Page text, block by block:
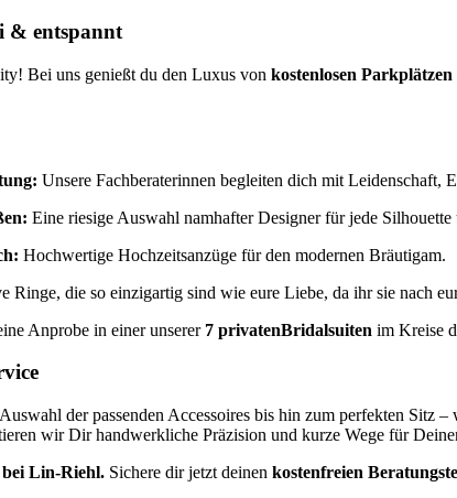
& entspannt
Bei uns genießt du den Luxus von kostenlosen
Unsere Fachberaterinnen begleiten dich mit Leidenschaft,
Eine riesige Auswahl namhafter Designer für jede
Hochwertige Hochzeitsanzüge für den modernen Bräutigam.
Ringe, die so einzigartig sind wie eure Liebe, da ihr sie nach
Anprobe in einer unserer 7 privatenBridalsuiten im Kreise
der passenden Accessoires bis hin zum perfekten Sitz
wir Dir handwerkliche Präzision und kurze Wege für
Lin-Riehl. Sichere dir jetzt deinen kostenfreien